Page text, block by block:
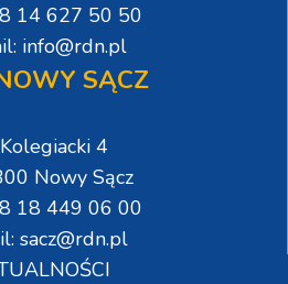
14 627 50 50
info@rdn.pl
SĄCZ
4
Nowy Sącz
18 449 06 00
sacz@rdn.pl